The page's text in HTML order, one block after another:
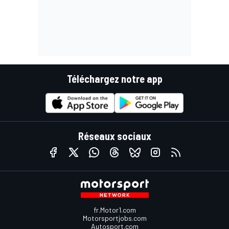
Téléchargez notre app
Réseaux sociaux
fr.Motor1.com
Motorsportjobs.com
Autosport.com